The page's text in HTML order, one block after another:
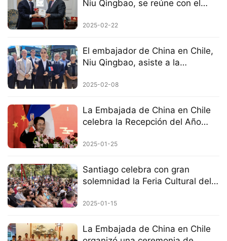
Niu Qingbao, se reúne con el
2025-02-22
El embajador de China en Chile,
Niu Qingbao, asiste a la
de buses eléctricos chinos
2025-02-08
La Embajada de China en Chile
celebra la Recepción del Año
2025-01-25
Santiago celebra con gran
solemnidad la Feria Cultural del
Serpiente.
2025-01-15
La Embajada de China en Chile